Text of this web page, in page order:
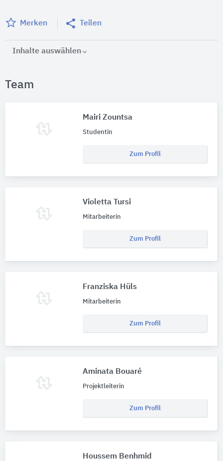
Merken Teilen
Inhalte auswählen
Team
Mairi Zountsa
Studentin
Zum Profil
Violetta Tursi
Mitarbeiterin
Zum Profil
Franziska Hüls
Mitarbeiterin
Zum Profil
Aminata Bouaré
Projektleiterin
Zum Profil
Houssem Benhmid